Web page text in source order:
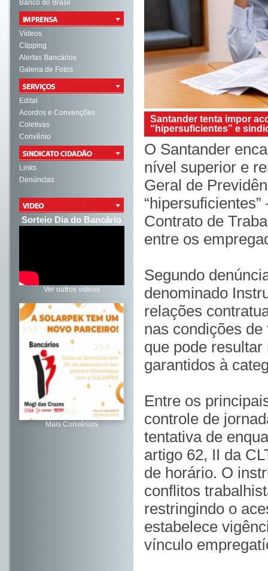
Banco do Brasil
Vídeos
Clipping
Alertas Bancários
Galeria de Fotos
Edital
Acordos e Convenções
Coletivas
Convênio
Links
Denúncias
Sorteio Dia do Bancário
Ver outros vídeos
Mais Convênios
Santander tenta impor
“hipersuficientes” e
O Santander
nível superior e
Geral de
Contrato de
entre os
Segundo
denominado
relações
nas condições
que pode
garantidos à
Entre os
controle de
tentativa de
artigo 62, II da
de horário. O
conflitos
restringindo o
estabelece
vínculo